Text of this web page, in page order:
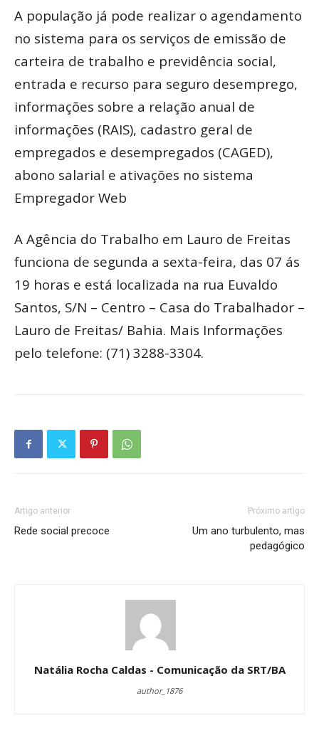
A população já pode realizar o agendamento
no sistema para os serviços de emissão de
carteira de trabalho e previdência social,
entrada e recurso para seguro desemprego,
informações sobre a relação anual de
informações (RAIS), cadastro geral de
empregados e desempregados (CAGED),
abono salarial e ativações no sistema
Empregador Web
A Agência do Trabalho em Lauro de Freitas
funciona de segunda a sexta-feira, das 07 ás
19 horas e está localizada na rua Euvaldo
Santos, S/N – Centro – Casa do Trabalhador –
Lauro de Freitas/ Bahia. Mais Informações
pelo telefone: (71) 3288-3304.
Artigo anterior
Rede social precoce
Próximo artigo
Um ano turbulento, mas
pedagógico
Natália Rocha Caldas - Comunicação da SRT/BA
author_1876